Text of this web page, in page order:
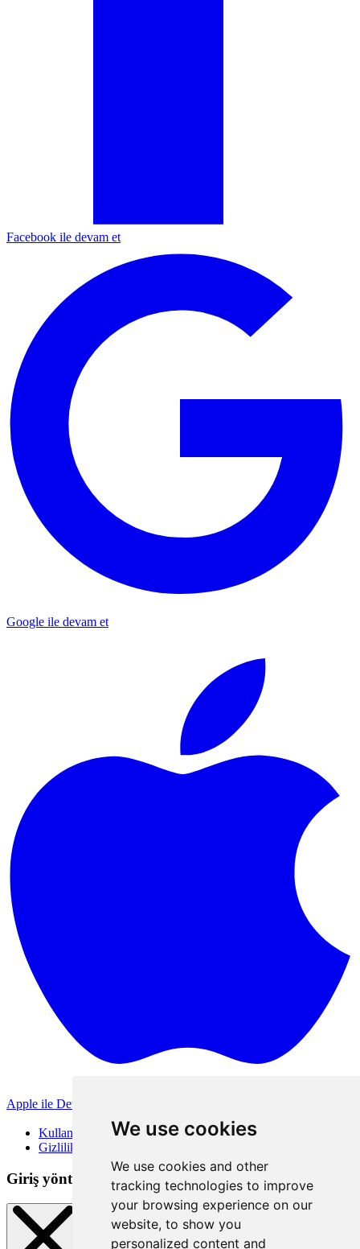
We use cookies
We use cookies and other
tracking technologies to improve
your browsing experience on our
website, to show you
personalized content and
Facebook ile devam et
Google ile devam et
Apple ile Devam Et
Kullanım Koşulları
Gizlilik Politikası
Giriş yöntemleri